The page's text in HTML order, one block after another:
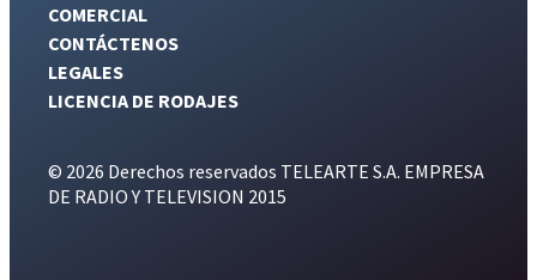
COMERCIAL
CONTÁCTENOS
LEGALES
LICENCIA DE RODAJES
© 2026 Derechos reservados TELEARTE S.A. EMPRESA
DE RADIO Y TELEVISION 2015